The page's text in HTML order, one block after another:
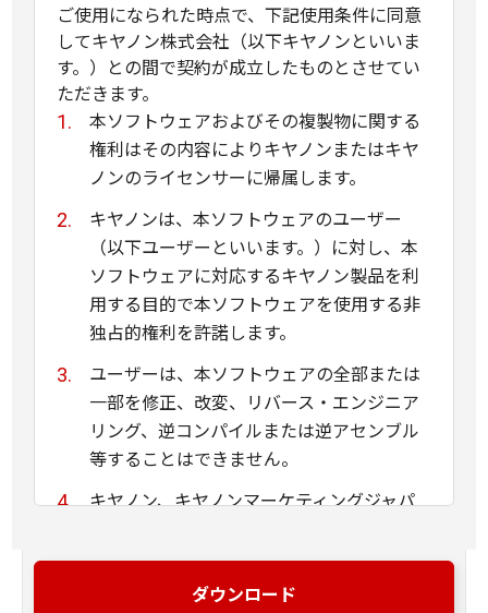
ご使用になられた時点で、下記使用条件に同意
してキヤノン株式会社（以下キヤノンといいま
す。）との間で契約が成立したものとさせてい
ただきます。
本ソフトウェアおよびその複製物に関する
権利はその内容によりキヤノンまたはキヤ
ノンのライセンサーに帰属します。
キヤノンは、本ソフトウェアのユーザー
（以下ユーザーといいます。）に対し、本
ソフトウェアに対応するキヤノン製品を利
用する目的で本ソフトウェアを使用する非
独占的権利を許諾します。
ユーザーは、本ソフトウェアの全部または
一部を修正、改変、リバース・エンジニア
リング、逆コンパイルまたは逆アセンブル
等することはできません。
キヤノン、キヤノンマーケティングジャパ
は、本ソフトウェアがユーザーの特定の目
的のために適当であること、もしくは有用
ダウンロード